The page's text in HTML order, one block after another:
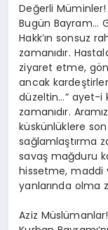
Değerli Müminler!
Bugün Bayram…
Hakk’ın sonsuz
zamanıdır.
ziyaret etme,
ancak
düzeltin…” ayet-i
zamanıdır.
küskünlüklere
sağlamlaştırma
savaş mağduru
hissetme, maddi
yanlarında olma
Aziz Müslümanlar!